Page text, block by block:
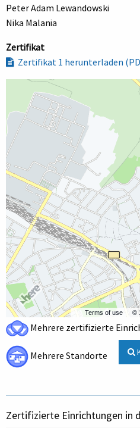
Peter Adam Lewandowski
Nika Malania
Zertifikat
Zertifikat 1 herunterladen
Terms of use ©
Mehrere zertifizierte
Mehrere Standorte
Zertifizierte Einrichtungen in